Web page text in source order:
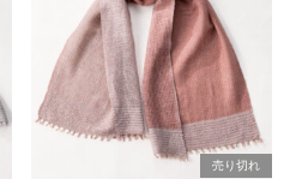
売り切れ